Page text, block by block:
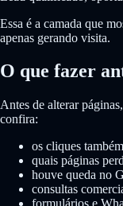
Essa é a camada que
apenas gerando visita.
O que fazer
Antes de alterar
confira:
os cliques
quais páginas
houve queda no
consultas